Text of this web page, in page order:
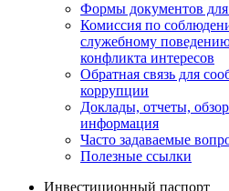
Формы документов для
Комиссия по
служебному
конфликта интересов
Обратная связь для
коррупции
Доклады, отчеты,
информация
Часто задаваемые
Полезные ссылки
Инвестиционный паспорт